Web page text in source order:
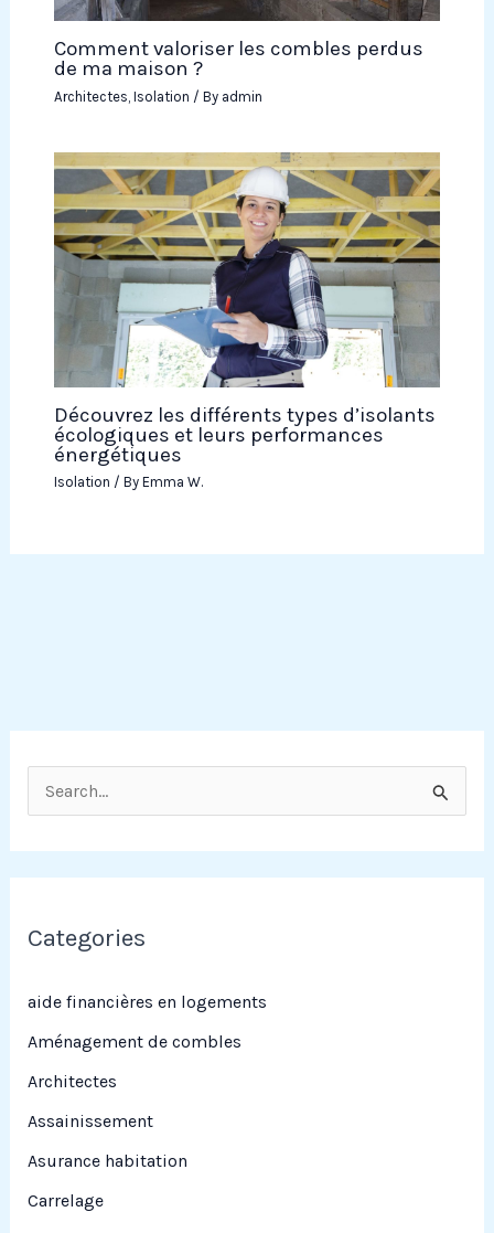
e
c
c
:
Categories
aide financières en logements
Aménagement de combles
Architectes
Assainissement
Asurance habitation
Carrelage
Comment valoriser les combles perdus
de ma maison ?
Architectes Isolation / By admin
Découvrez les différents types d’isolants
écologiques et leurs performances
énergétiques
Isolation / By Emma W.